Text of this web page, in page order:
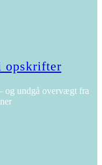
og undgå overvægt fra